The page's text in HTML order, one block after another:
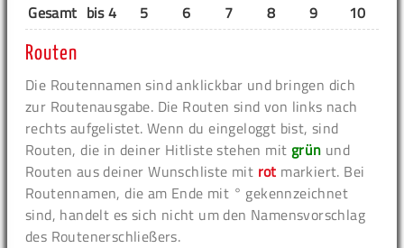
Gesamt bis 4 5 6 7 8 9 10
Routen
Die Routennamen sind anklickbar und bringen dich
zur Routenausgabe. Die Routen sind von links nach
rechts aufgelistet. Wenn du eingeloggt bist, sind
Routen, die in deiner Hitliste stehen mit grün und
Routen aus deiner Wunschliste mit rot markiert. Bei
Routennamen, die am Ende mit ° gekennzeichnet
sind, handelt es sich nicht um den Namensvorschlag
des Routenerschließers.